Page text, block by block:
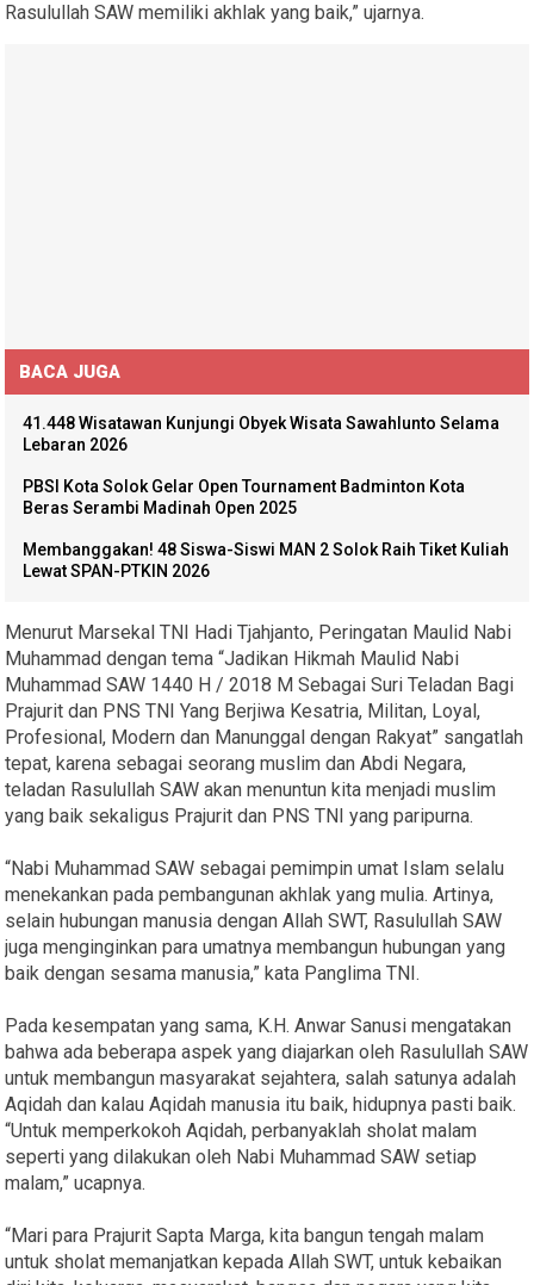
Rasulullah SAW memiliki akhlak yang baik,” ujarnya.
BACA JUGA
41.448 Wisatawan Kunjungi Obyek Wisata Sawahlunto Selama
Lebaran 2026
PBSI Kota Solok Gelar Open Tournament Badminton Kota
Beras Serambi Madinah Open 2025
Membanggakan! 48 Siswa-Siswi MAN 2 Solok Raih Tiket Kuliah
Lewat SPAN-PTKIN 2026
Menurut Marsekal TNI Hadi Tjahjanto, Peringatan Maulid Nabi
Muhammad dengan tema “Jadikan Hikmah Maulid Nabi
Muhammad SAW 1440 H / 2018 M Sebagai Suri Teladan Bagi
Prajurit dan PNS TNI Yang Berjiwa Kesatria, Militan, Loyal,
Profesional, Modern dan Manunggal dengan Rakyat” sangatlah
tepat, karena sebagai seorang muslim dan Abdi Negara,
teladan Rasulullah SAW akan menuntun kita menjadi muslim
yang baik sekaligus Prajurit dan PNS TNI yang paripurna.
“Nabi Muhammad SAW sebagai pemimpin umat Islam selalu
menekankan pada pembangunan akhlak yang mulia. Artinya,
selain hubungan manusia dengan Allah SWT, Rasulullah SAW
juga menginginkan para umatnya membangun hubungan yang
baik dengan sesama manusia,” kata Panglima TNI.
Pada kesempatan yang sama, K.H. Anwar Sanusi mengatakan
bahwa ada beberapa aspek yang diajarkan oleh Rasulullah SAW
untuk membangun masyarakat sejahtera, salah satunya adalah
Aqidah dan kalau Aqidah manusia itu baik, hidupnya pasti baik.
“Untuk memperkokoh Aqidah, perbanyaklah sholat malam
seperti yang dilakukan oleh Nabi Muhammad SAW setiap
malam,” ucapnya.
“Mari para Prajurit Sapta Marga, kita bangun tengah malam
untuk sholat memanjatkan kepada Allah SWT, untuk kebaikan